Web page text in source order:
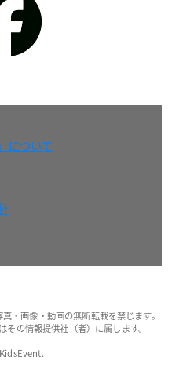
について
・画像・動画の無断転載を禁じます。
の情報提供社（者）に属します。